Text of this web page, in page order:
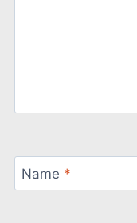
Name *